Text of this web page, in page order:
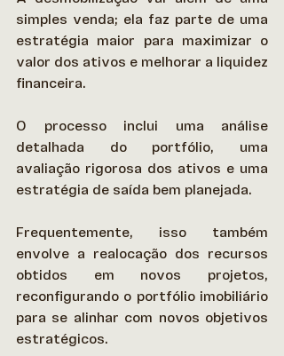
simples venda; ela faz parte de uma
estratégia maior para maximizar o
valor dos ativos e melhorar a liquidez
financeira.
O processo inclui uma análise
detalhada do portfólio, uma
avaliação rigorosa dos ativos e uma
estratégia de saída bem planejada.
Frequentemente, isso também
envolve a realocação dos recursos
obtidos em novos projetos,
reconfigurando o portfólio imobiliário
para se alinhar com novos objetivos
estratégicos.